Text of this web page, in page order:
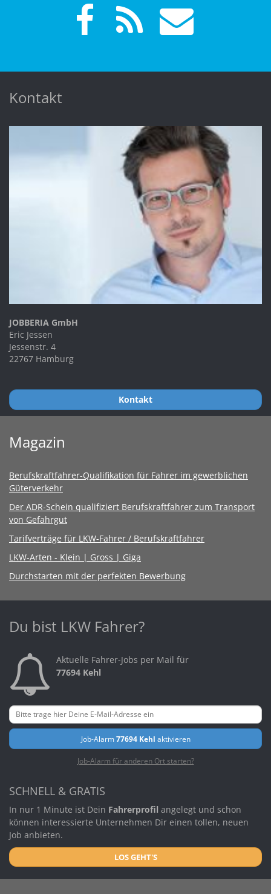
Kontakt
JOBBERIA GmbH
Eric Jessen
Jessenstr. 4
22767 Hamburg
Kontakt
Magazin
Berufskraftfahrer-Qualifikation für Fahrer im gewerblichen
Güterverkehr
Der ADR-Schein qualifiziert Berufskraftfahrer zum Transport
von Gefahrgut
Tarifverträge für LKW-Fahrer / Berufskraftfahrer
LKW-Arten - Klein | Gross | Giga
Durchstarten mit der perfekten Bewerbung
Du bist LKW Fahrer?
Aktuelle Fahrer-Jobs per Mail für
77694 Kehl
Job-Alarm77694 Kehl aktivieren
Job-Alarm für anderen Ort starten?
SCHNELL & GRATIS
In nur 1 Minute ist Dein Fahrerprofil angelegt und schon
können interessierte Unternehmen Dir einen tollen, neuen
Job anbieten.
LOS GEHT'S